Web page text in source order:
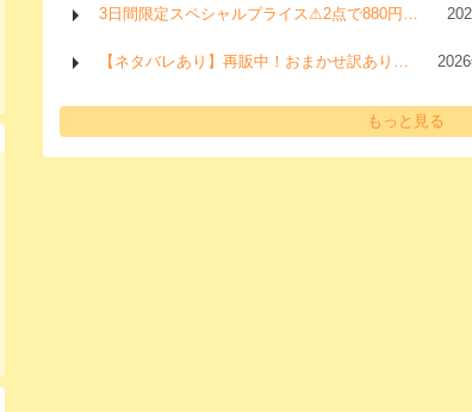
3日間限定スペシャルプライス⚠2点で880円…
【ネタバレあり】再販中！おまかせ訳あり…
もっと見る